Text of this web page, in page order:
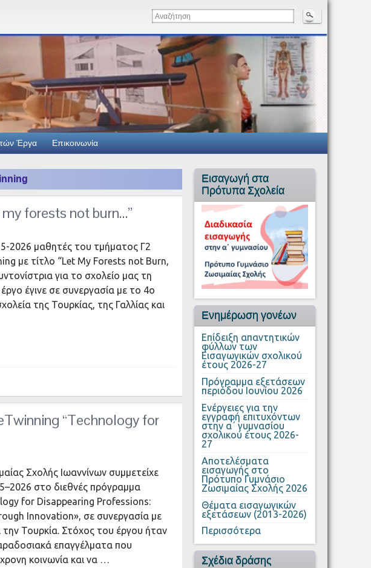
Έργα Επικοινωνία
forests not burn…”
2026 μαθητές του τμήματος Γ2
με τίτλο “Let My Forests not Burn,
για το σχολείο μας τη
έγινε σε συνεργασία με το 4ο
της Τουρκίας, της Γαλλίας και
“Technology for
Σχολής Ιωαννίνων συμμετείχε
στο διεθνές πρόγραμμα
for Disappearing Professions:
Innovation», σε συνεργασία με
Τουρκία. Στόχος του έργου ήταν
επαγγέλματα που
κοινωνία και να …
Εισαγωγή στα
Πρότυπα Σχολεία
Ενημέρωση γονέων
Επίδειξη απαντητικών
φύλλων των
Εισαγωγικών σχολικού
έτους 2026-27
Πρόγραμμα εξετάσεων
περιόδου Ιουνίου 2026
Ενέργειες για την
εγγραφή επιτυχόντων
στην α΄ γυμνασίου
σχολικού έτους 2026-
27
Αποτελέσματα
εισαγωγής στο
Πρότυπο Γυμνάσιο
Ζωσιμαίας Σχολής 2026
Θέματα εισαγωγικών
εξετάσεων (2013-2026)
Περισσότερα
Σχέδια δράσης